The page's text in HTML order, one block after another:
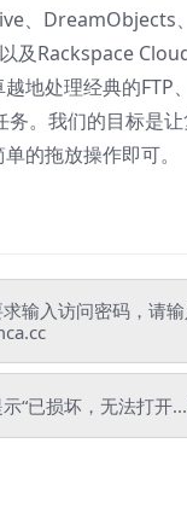
、DreamObjects
Rackspace
地处理经典的FTP、
务。我们的目标是
的拖放操作即可。
输入访问密码，请
“已损坏，无法打开